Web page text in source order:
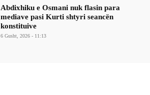
Abdixhiku e Osmani nuk flasin para
mediave pasi Kurti shtyri seancën
konstituive
6 Gusht, 2026 - 11:13